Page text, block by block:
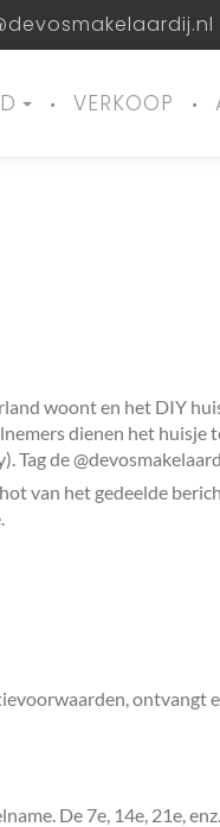
VERKOOP
woont en het DIY
dienen het huisje
Tag de
van het gedeelde
ontvangt
De 7e, 14e, 21e,